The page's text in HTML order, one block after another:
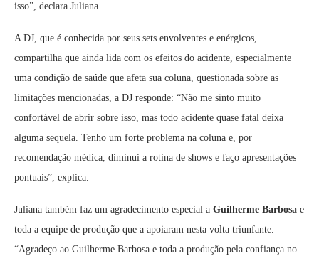
isso”, declara Juliana.
A DJ, que é conhecida por seus sets envolventes e enérgicos,
compartilha que ainda lida com os efeitos do acidente, especialmente
uma condição de saúde que afeta sua coluna, questionada sobre as
limitações mencionadas, a DJ responde: “Não me sinto muito
confortável de abrir sobre isso, mas todo acidente quase fatal deixa
alguma sequela. Tenho um forte problema na coluna e, por
recomendação médica, diminui a rotina de shows e faço apresentações
pontuais”, explica.
Juliana também faz um agradecimento especial a Guilherme Barbosa e
toda a equipe de produção que a apoiaram nesta volta triunfante.
“Agradeço ao Guilherme Barbosa e toda a produção pela confiança no